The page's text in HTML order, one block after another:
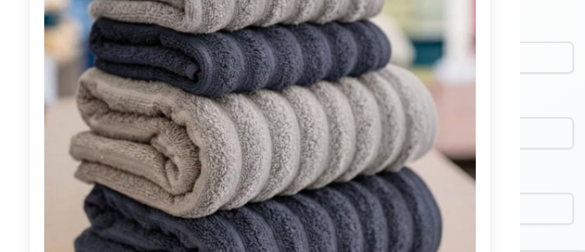
Nome da Rifa
Prêmio / Descrição
Quantidade Valor (R$)